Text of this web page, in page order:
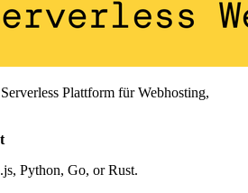
Plattform für Webhosting,
Python, Go, or Rust.